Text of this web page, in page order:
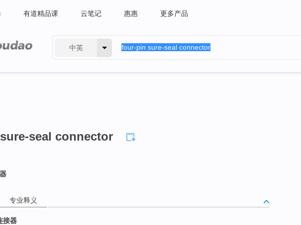
有道精品课 云笔记 惠惠 更多产品
中英
seal connector
专业释义
接器